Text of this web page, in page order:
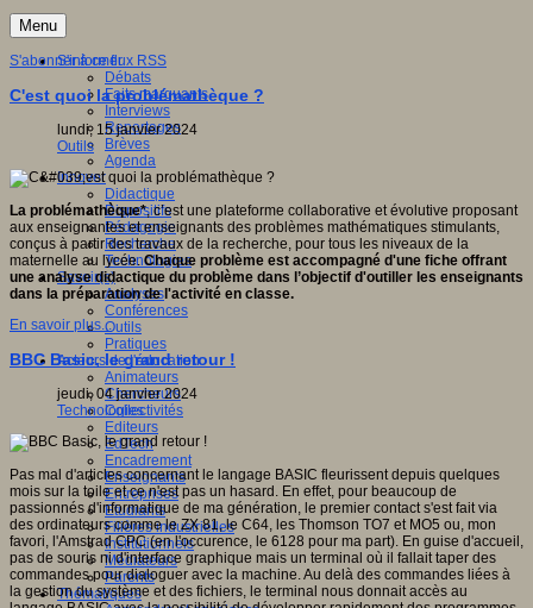
Menu
S'informer
Débats
Faits marquants
Interviews
Reportages
Brèves
Agenda
Innover
Didactique
Dispositifs
Pédagogie
Recherche
Technologies
Savoir(s)
Analyses
Conférences
Outils
Pratiques
Acteurs de l'éducation
Animateurs
Chercheurs
Collectivités
Editeurs
EdTech
Encadrement
Enseignants
Entreprises
Etudiants
Filières industrielles
Institutionnels
Médiateurs
Parents
Thématiques
S'abonner à ce flux RSS
C'est quoi la problémathèque ?
lundi, 15 janvier 2024
Outils
La problémathèque*, c’est une plateforme collaborative et évolutive proposant
aux enseignantes et enseignants des problèmes mathématiques stimulants,
conçus à partir des travaux de la recherche, pour tous les niveaux de la
maternelle au lycée.Chaque problème est accompagné d'une fiche offrant
une analyse didactique du problème dans l’objectif d'outiller les enseignants
dans la préparation de l'activité en classe.
En savoir plus...
BBC Basic, le grand retour !
jeudi, 04 janvier 2024
Technologies
Pas mal d'articles concernant le langage BASIC fleurissent depuis quelques
mois sur la toile et ce n'est pas un hasard. En effet, pour beaucoup de
passionnés d'informatique de ma génération, le premier contact s'est fait via
des ordinateurs comme le ZX 81, le C64, les Thomson TO7 et MO5 ou, mon
favori, l'Amstrad CPC (en l'occurence, le 6128 pour ma part). En guise d'accueil,
pas de souris ni d'interface graphique mais un terminal où il fallait taper des
commandes pour dialoguer avec la machine. Au delà des commandes liées à
la gestion du système et des fichiers, le terminal nous donnait accès au